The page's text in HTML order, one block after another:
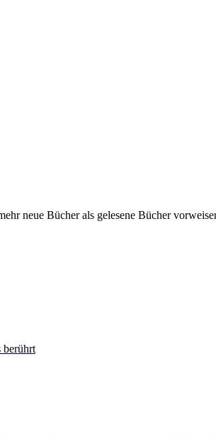
neue Bücher als gelesene Bücher
berührt